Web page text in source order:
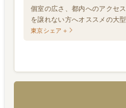
個室の広さ、都内へのアクセ
を譲れない方へオススメの大型
東京シェア＋